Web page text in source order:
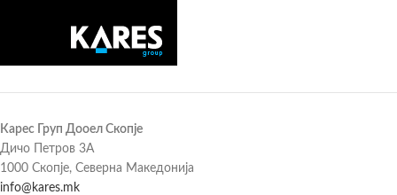
Карес Груп Дооел Скопје
Дичо Петров 3А
1000 Скопје, Северна Македонија
info@kares.mk